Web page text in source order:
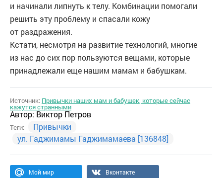
и начинали липнуть к телу. Комбинации помогали
решить эту проблему и спасали кожу
от раздражения.
Кстати, несмотря на развитие технологий, многие
из нас до сих пор пользуются вещами, которые
принадлежали еще нашим мамам и бабушкам.
Источник: Привычки наших мам и бабушек, которые сейчас
кажутся странными
Автор: Виктор Петров
Теги:
Привычки
ул. Гаджимамы Гаджимамаева [136848]
Мой мир
Вконтакте